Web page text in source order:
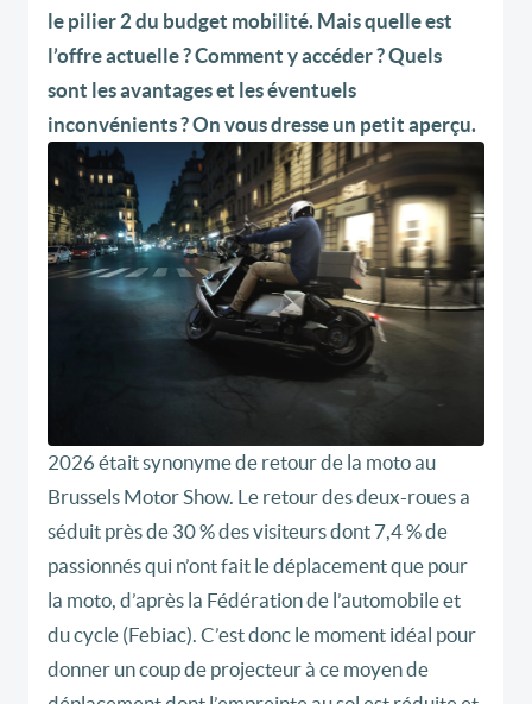
le pilier 2 du budget mobilité. Mais quelle est
l’offre actuelle ? Comment y accéder ? Quels
sont les avantages et les éventuels
inconvénients ? On vous dresse un petit aperçu.
2026 était synonyme de retour de la moto au
Brussels Motor Show. Le retour des deux-roues a
séduit près de 30 % des visiteurs dont 7,4 % de
passionnés qui n’ont fait le déplacement que pour
la moto, d’après la Fédération de l’automobile et
du cycle (Febiac). C’est donc le moment idéal pour
donner un coup de projecteur à ce moyen de